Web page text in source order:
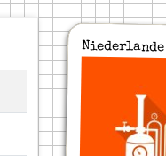
Niederlande